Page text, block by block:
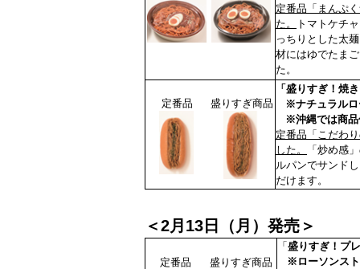
定番品「まんぷ
た。
トマトケチ
っちりとした太
材にはゆでたま
た。
定番品 盛りすぎ商品
「盛りすぎ！焼
※ナチュラルロ
※沖縄では商品
定番品「こだわ
した。
「炒め感
ルパンでサンド
だけます。
＜2月13日（月）発売＞
定番品 盛りすぎ商品
「 盛りすぎ！プ
※ローソンスト